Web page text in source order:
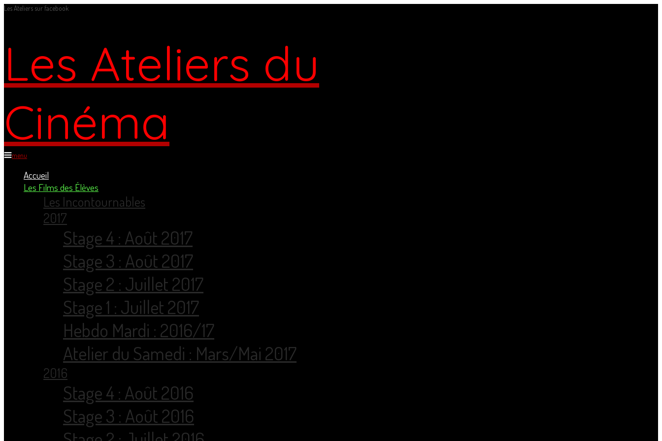
Les Ateliers sur facebook
Les Ateliers du
Cinéma
menu
Accueil
Les Films des Élèves
Les Incontournables
2017
Stage 4 : Août 2017
Stage 3 : Août 2017
Stage 2 : Juillet 2017
Stage 1 : Juillet 2017
Hebdo Mardi : 2016/17
Atelier du Samedi : Mars/Mai 2017
2016
Stage 4 : Août 2016
Stage 3 : Août 2016